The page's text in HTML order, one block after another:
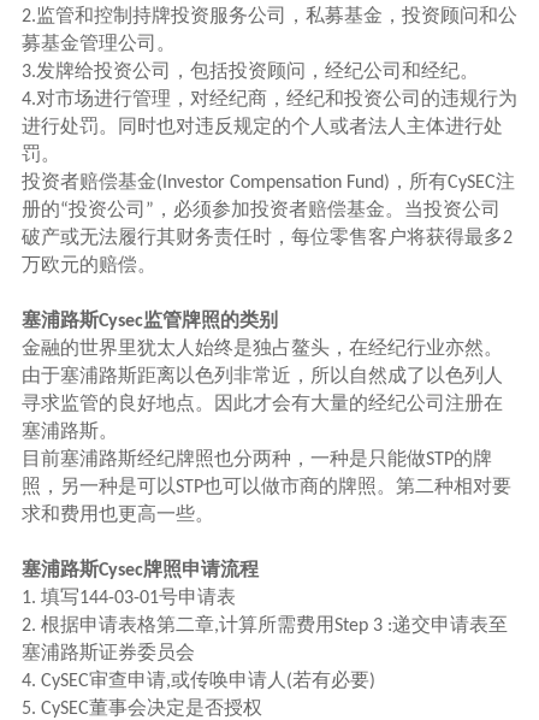
2.监管和控制持牌投资服务公司，私募基金，投资顾问和公
募基金管理公司。
3.发牌给投资公司，包括投资顾问，经纪公司和经纪。
4.对市场进行管理，对经纪商，经纪和投资公司的违规行为
进行处罚。同时也对违反规定的个人或者法人主体进行处
罚。
投资者赔偿基金(Investor Compensation Fund) ，所有CySEC注
册的“投资公司 ” ，必须参加投资者赔偿基金。当投资公司
破产或无法履行其财务责任时，每位零售客户将获得最多2
万欧元的赔偿。
塞浦路斯Cysec监管牌照的类别
金融的世界里犹太人始终是独占鳌头，在经纪行业亦然。
由于塞浦路斯距离以色列非常近，所以自然成了以色列人
寻求监管的良好地点。因此才会有大量的经纪公司注册在
塞浦路斯。
目前塞浦路斯经纪牌照也分两种，一种是只能做STP的牌
照，另一种是可以STP也可以做市商的牌照。第二种相对要
求和费用也更高一些。
塞浦路斯Cysec牌照申请流程
1. 填写144-03-01号申请表
2. 根据申请表格第二章,计算所需费用Step 3 :递交申请表至
塞浦路斯证券委员会
4. CySEC审查申请,或传唤申请人 (若有必要)
5. CySEC董事会决定是否授权